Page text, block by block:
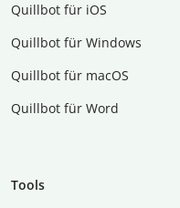
Quillbot für iOS
Quillbot für Windows
Quillbot für macOS
Quillbot für Word
Tools